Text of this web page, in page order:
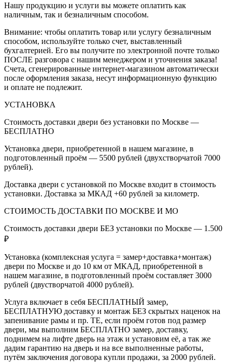
Нашу продукцию и услуги вы можете оплатить как
наличным, так и безналичным способом.
Внимание: чтобы оплатить товар или услугу безналичным
способом, используйте только счет, выставленный
бухгалтерией. Его вы получите по электронной почте только
ПОСЛЕ разговора с нашим менеджером и уточнения заказа!
Счета, сгенерированные интернет-магазином автоматически
после оформления заказа, несут информационную функцию
и оплате не подлежит.
УСТАНОВКА
Стоимость доставки двери без установки по Москве —
БЕСПЛАТНО
Установка двери, приобретенной в нашем магазине, в
подготовленный проём — 5500 рублей (двухстворчатой 7000
рублей).
Доставка двери с установкой по Москве входит в стоимость
установки. Доставка за МКАД +60 рублей за километр.
СТОИМОСТЬ ДОСТАВКИ ПО МОСКВЕ И МО
Стоимость доставки двери БЕЗ установки по Москве — 1.500
₽
Установка (комплексная услуга = замер+доставка+монтаж)
двери по Москве и до 10 км от МКАД, приобретенной в
нашем магазине, в подготовленный проём составляет 3000
рублей (двустворчатой 4000 рублей).
Услуга включает в себя БЕСПЛАТНЫЙ замер,
БЕСПЛАТНУЮ доставку и монтаж БЕЗ скрытых наценок на
запенивание рамы и пр. ТЕ, если проём готов под размер
двери, мы выполним БЕСПЛАТНО замер, доставку,
поднимем на лифте дверь на этаж и установим её, а так же
дадим гарантию на дверь и на все выполненные работы,
путём заключения договора купли продажи, за 2000 рублей.